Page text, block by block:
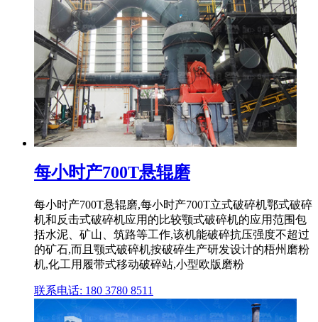
每小时产700T悬辊磨
每小时产700T悬辊磨,每小时产700T立式破碎机鄂式破碎
机和反击式破碎机应用的比较颚式破碎机的应用范围包
括水泥、矿山、筑路等工作,该机能破碎抗压强度不超过
的矿石,而且颚式破碎机按破碎生产研发设计的梧州磨粉
机,化工用履带式移动破碎站,小型欧版磨粉
联系电话: 180 3780 8511